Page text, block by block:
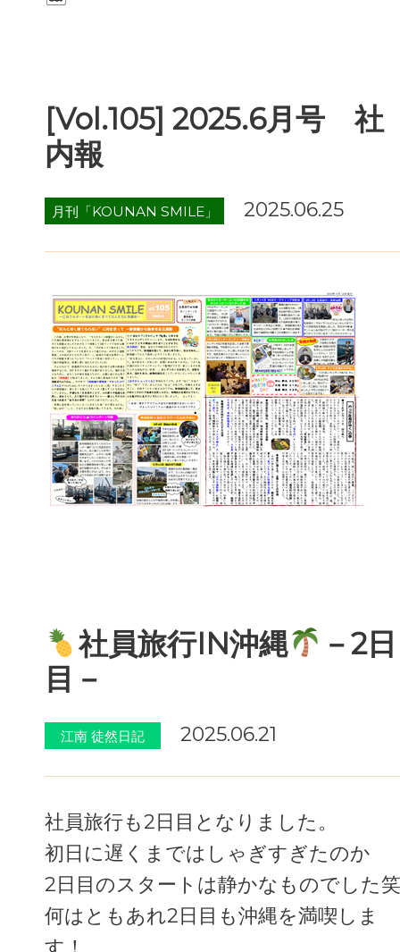
[Vol.105] 2025.6月号 社
内報
月刊「KOUNAN SMILE」 2025.06.25
社員旅行IN沖縄
－2日
目－
江南 徒然日記 2025.06.21
社員旅行も2日目となりました。
初日に遅くまではしゃぎすぎたのか
2日目のスタートは静かなものでした笑
何はともあれ2日目も沖縄を満喫しま
す！